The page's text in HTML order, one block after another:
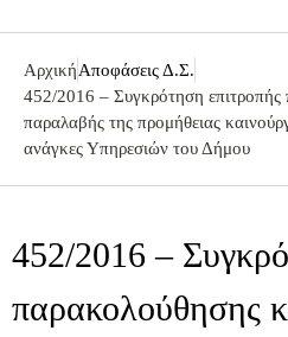
ΑρχικήΑποφάσεις Δ.Σ.
452/2016 – Συγκρότηση επιτροπής
παραλαβής της προμήθειας
ανάγκες Υπηρεσιών του Δήμου
452/2016 –
παρακολούθησης